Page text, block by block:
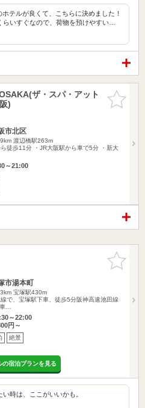
テルが良くて、こちらに決めました！
らいすぐなので、荷物を預けやすい…
お気に入
りに追加
ザ・スパ・アット
)
市北区
渡辺橋駅263m
ら徒歩11分 ・JR大阪駅から車で5分 ・新大
～21:00
お気に入
りに追加
市湯本町
宝塚駅430m
で、宝塚駅下車、徒歩5分阪神高速池田線
…
～22:00
円～
絶景
の宿泊プランを見る
時は、ここがいいかも。